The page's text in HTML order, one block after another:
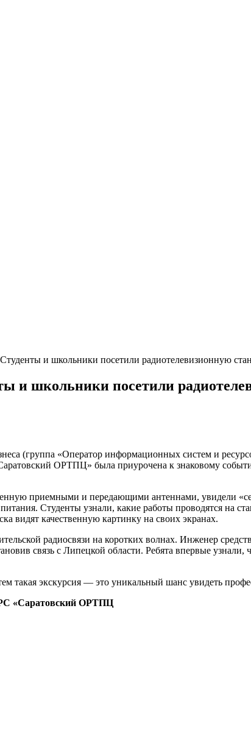
и школьники посетили радиотелевизионную
и школьники посетили
(группа «Оператор информационных систем и
ОРТПЦ» была приурочена к знаковому
приемными и передающими антеннами, увидели
Студенты узнали, какие работы проводятся на
видят качественную картинку на своих экранах.
радиосвязи на коротких волнах. Инженер
связь с Липецкой области. Ребята впервые
такая экскурсия — это уникальный шанс увидеть
«Саратовский ОРТПЦ